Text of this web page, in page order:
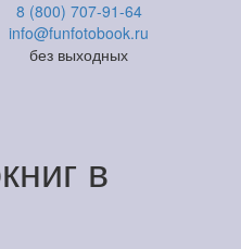
8 (800) 707-91-64
info@funfotobook.ru
без выходных
в